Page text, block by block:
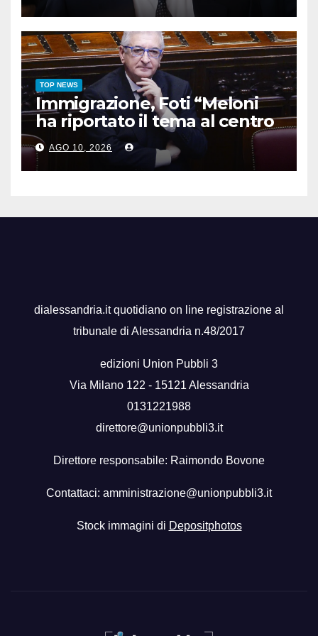
TOP NEWS
Immigrazione, Foti “Meloni
ha riportato il tema al centro
dell’agenda Ue”
AGO 10, 2026
dialessandria.it quotidiano on line registrazione al
tribunale di Alessandria n.48/2017
edizioni Union Pubbli 3
Via Milano 122 - 15121 Alessandria
0131221988
direttore@unionpubbli3.it
Direttore responsabile: Raimondo Bovone
Contattaci: amministrazione@unionpubbli3.it
Stock immagini di Depositphotos